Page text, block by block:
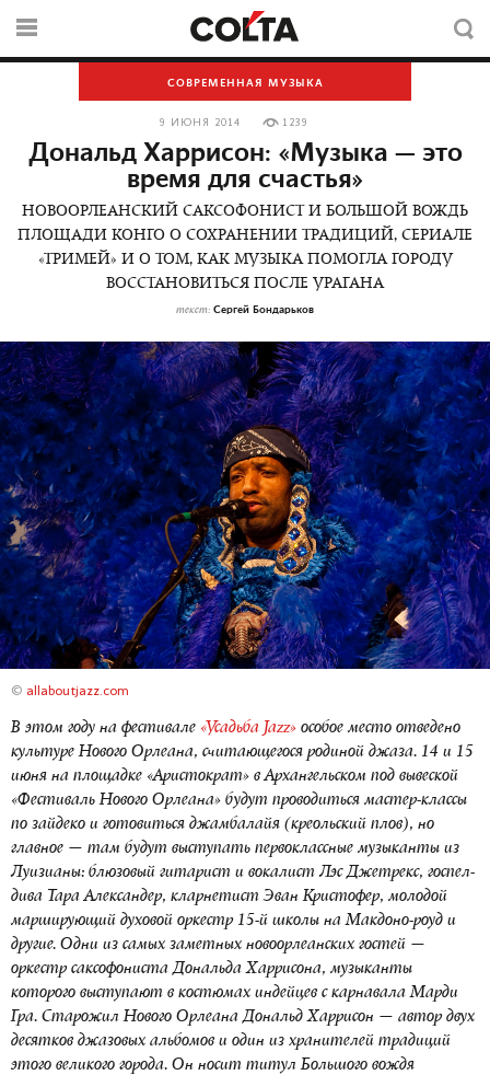
СОВРЕМЕННАЯ МУЗЫКА
9 ИЮНЯ 2014 1239
Дональд Харрисон: «Музыка — это
время для счастья»
НОВООРЛЕАНСКИЙ САКСОФОНИСТ И БОЛЬШОЙ ВОЖДЬ
ПЛОЩАДИ КОНГО О СОХРАНЕНИИ ТРАДИЦИЙ, СЕРИАЛЕ
«ТРИМЕЙ» И О ТОМ, КАК МУЗЫКА ПОМОГЛА ГОРОДУ
ВОССТАНОВИТЬСЯ ПОСЛЕ УРАГАНА
текст: Сергей Бондарьков
© allaboutjazz.com
В этом году на фестивале «Усадьба Jazz» особое место отведено
культуре Нового Орлеана, считающегося родиной джаза. 14 и 15
июня на площадке «Аристократ» в Архангельском под вывеской
«Фестиваль Нового Орлеана» будут проводиться мастер-классы
по зайдеко и готовиться джамбалайя (креольский плов), но
главное — там будут выступать первоклассные музыканты из
Луизианы: блюзовый гитарист и вокалист Лэс Джетрекс, госпел-
дива Тара Александер, кларнетист Эван Кристофер, молодой
марширующий духовой оркестр 15-й школы на Макдоно-роуд и
другие. Одни из самых заметных новоорлеанских гостей —
оркестр саксофониста Дональда Харрисона, музыканты
которого выступают в костюмах индейцев с карнавала Марди
Гра. Старожил Нового Орлеана Дональд Харрисон — автор двух
десятков джазовых альбомов и один из хранителей традиций
этого великого города. Он носит титул Большого вождя